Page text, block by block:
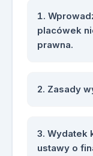
placówek
prawna.
Zasady
Wydatek
ustawy o